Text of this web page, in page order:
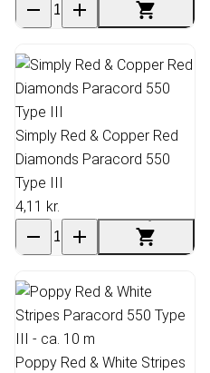
Simply Red & Copper Red
Diamonds Paracord 550
Type III
4,11 kr.
Poppy Red & White Stripes